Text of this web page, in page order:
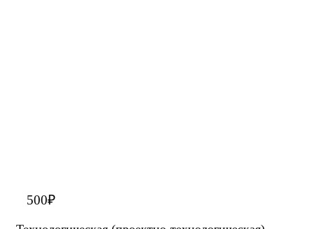
500₽